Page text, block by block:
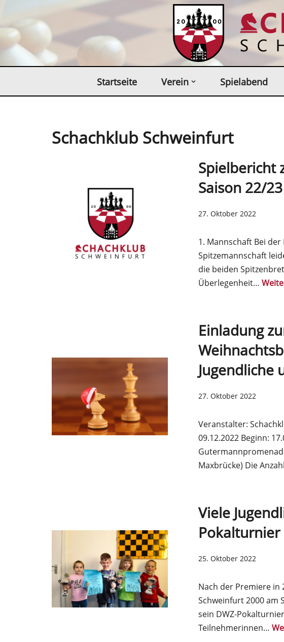
Zum
Inhalt
springen
Startseite Verein Spielabend
Schachklub Schweinfurt
Spielbericht
Saison 22/23
27. Oktober 2022
1. Mannschaft Bei
Spitzemannschaft
die beiden
Überlegenheit…
Einladung
Jugendliche
27. Oktober 2022
Veranstalter:
09.12.2022 Beginn:
Maxbrücke) Die
Viele
25. Oktober 2022
Nach der Premiere in
Schweinfurt 2000 am
sein DWZ-
Teilnehmerinnen…